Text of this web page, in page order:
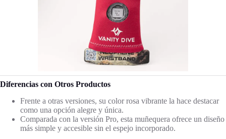
Diferencias con Otros Productos
Frente a otras versiones, su color rosa vibrante la hace destacar
como una opción alegre y única.
Comparada con la versión Pro, esta muñequera ofrece un diseño
más simple y accesible sin el espejo incorporado.